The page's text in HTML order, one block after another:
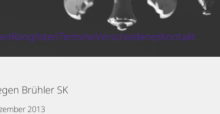
RanglistenTermineVerschiedenesKontakt
Brühler SK
2013